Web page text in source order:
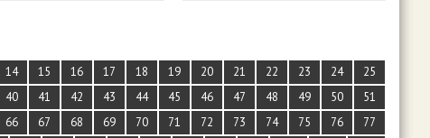
14 15 16 17 18 19 20 21 22 23 24
25
40 41 42 43 44 45 46 47 48 49 50
51
66 67 68 69 70 71 72 73 74 75 76
77